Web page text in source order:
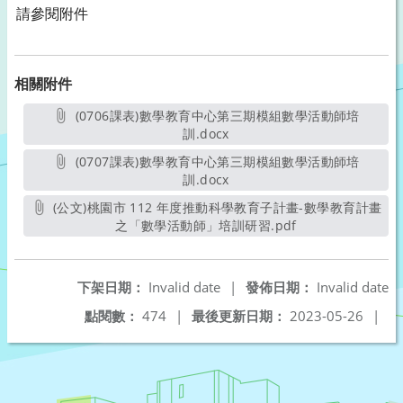
請參閱附件
相關附件
訓.docx
訓.docx
(公文)桃園市 112 年度推動科學教育子計畫-數學教育計畫
之「數學活動師」培訓研習.pdf另開新視窗
發佈日期： Invalid date
下架日期： Invalid date
|
最後更新日期： 2023-05-26 |
點閱數： 474 |